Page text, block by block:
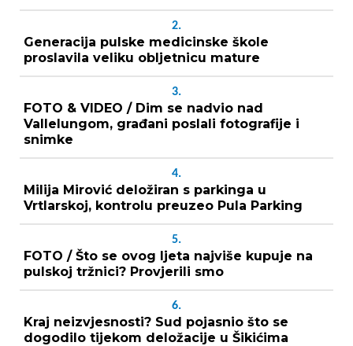
2.
Generacija pulske medicinske škole
proslavila veliku obljetnicu mature
3.
FOTO & VIDEO / Dim se nadvio nad
Vallelungom, građani poslali fotografije i
snimke
4.
Milija Mirović deložiran s parkinga u
Vrtlarskoj, kontrolu preuzeo Pula Parking
5.
FOTO / Što se ovog ljeta najviše kupuje na
pulskoj tržnici? Provjerili smo
6.
Kraj neizvjesnosti? Sud pojasnio što se
dogodilo tijekom deložacije u Šikićima